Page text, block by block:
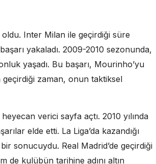
Inter Milan ile geçirdiği süre
yakaladı. 2009-2010 sezonunda,
yaşadı. Bu başarı, Mourinho’yu
geçirdiği zaman, onun taktiksel
verici sayfa açtı. 2010 yılında
elde etti. La Liga’da kazandığı
sonucuydu. Real Madrid’de geçirdiği
de kulübün tarihine adını altın